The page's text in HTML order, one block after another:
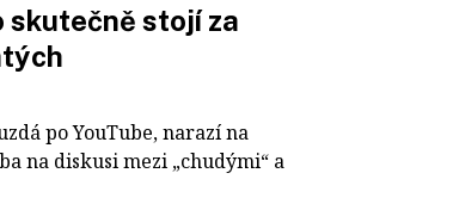
skutečně stojí za
po YouTube, narazí na
na diskusi mezi „chudými“ a